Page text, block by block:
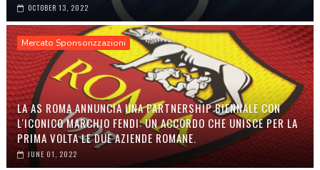
OCTOBER 13, 2022
Mercato Sponsorizzazioni
LA AS ROMA ANNUNCIA UNA PARTNERSHIP BIENNALE CON
L'ICONICO MARCHIO FENDI: UN ACCORDO CHE UNISCE PER LA
PRIMA VOLTA LE DUE AZIENDE ROMANE.
JUNE 01, 2022